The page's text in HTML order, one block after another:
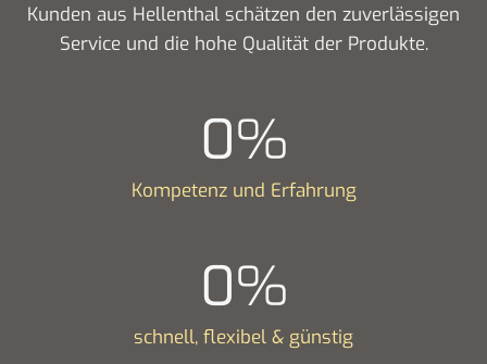
Kunden aus Hellenthal schätzen den zuverlässigen
Service und die hohe Qualität der Produkte.
0%
Kompetenz und Erfahrung
0%
schnell, flexibel & günstig